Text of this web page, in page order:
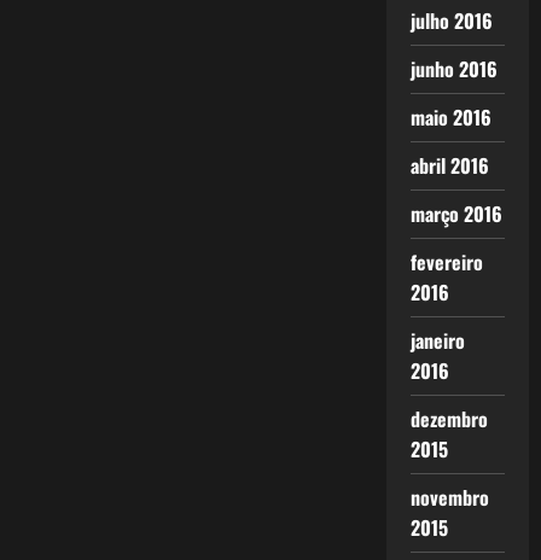
julho 2016
junho 2016
maio 2016
abril 2016
março 2016
fevereiro
2016
janeiro
2016
dezembro
2015
novembro
2015